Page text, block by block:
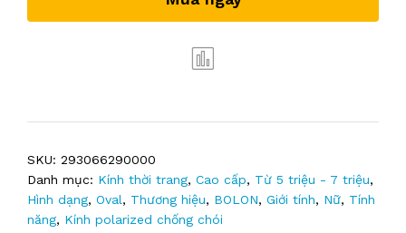
SKU: 293066290000
Danh mục: Kính thời trang, Cao cấp, Từ 5 triệu - 7 triệu,
Hình dạng, Oval, Thương hiệu, BOLON, Giới tính, Nữ, Tính
năng, Kính polarized chống chói